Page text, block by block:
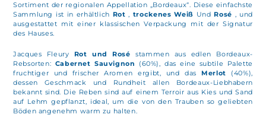
Sortiment der regionalen Appellation „Bordeaux“. Diese einfachste
Sammlung ist in erhältlich Rot trockenes Weiß Und Rosé , und
ausgestattet mit einer klassischen Verpackung mit der Signatur
des Hauses.
Jacques Fleury Rot und Rosé
stammen aus edlen Bordeaux-
Rebsorten: Cabernet Sauvignon
(60%), das eine subtile Palette
fruchtiger und frischer Aromen ergibt, und das
Merlot
(40%),
dessen Geschmack und Rundheit allen Bordeaux-Liebhabern
bekannt sind. Die Reben sind auf einem Terroir aus Kies und Sand
auf Lehm gepflanzt, ideal, um die von den Trauben so geliebten
Böden angenehm warm zu halten.